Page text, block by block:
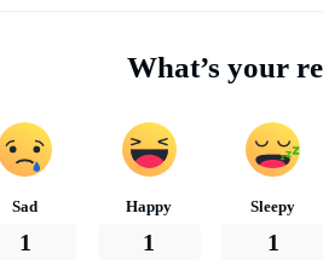
What’s your
Sad
1
Happy
1
Sleepy
1